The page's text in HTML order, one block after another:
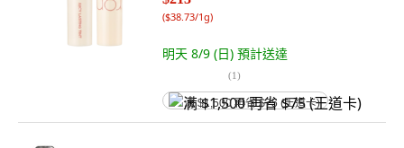
($38.73/1g)
明天 8/9 (日) 預計送達
(1)
满 $1,500 再省 $75 (王道卡)